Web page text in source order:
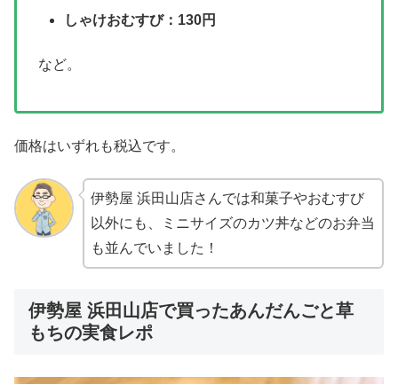
しゃけおむすび：130円
など。
価格はいずれも税込です。
伊勢屋 浜田山店さんでは和菓子やおむすび
以外にも、ミニサイズのカツ丼などのお弁当
も並んでいました！
伊勢屋 浜田山店で買ったあんだんごと草
もちの実食レポ